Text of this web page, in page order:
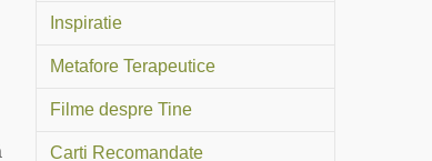
Inspiratie
Metafore Terapeutice
Filme despre Tine
Carti Recomandate